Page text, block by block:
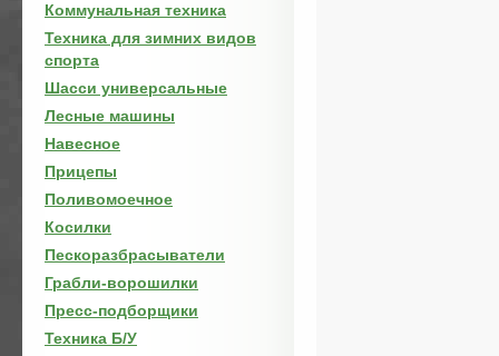
Коммунальная техника
Техника для зимних видов
спорта
Шасси универсальные
Лесные машины
Навесное
Прицепы
Поливомоечное
Косилки
Пескоразбрасыватели
Грабли-ворошилки
Пресс-подборщики
Техника Б/У